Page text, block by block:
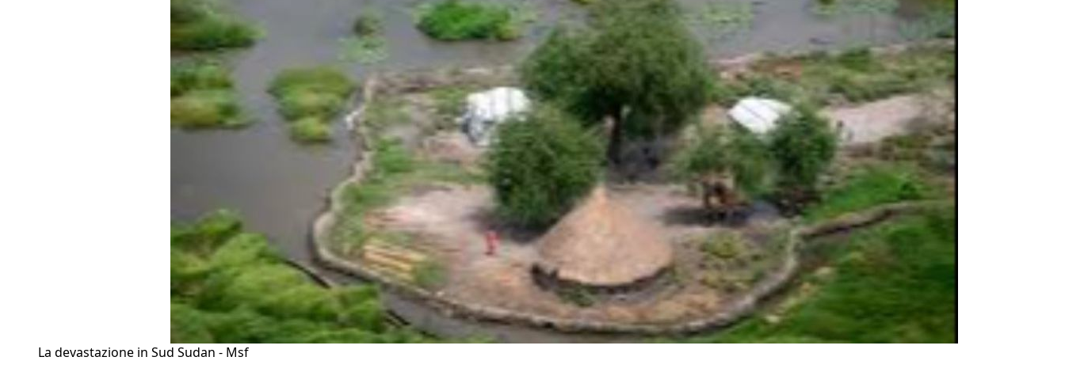
La devastazione in Sud Sudan - Msf